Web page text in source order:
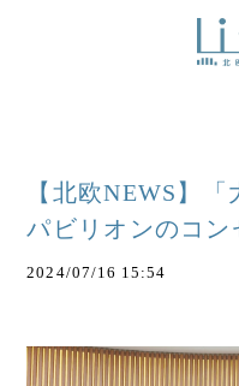
【北欧NEWS】
パビリオンのコン
2024/07/16 15:54